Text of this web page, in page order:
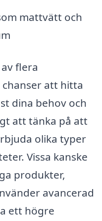
mattvätt och
flera
att hitta
dina behov och
att tänka på att
olika typer
Vissa kanske
produkter,
avancerad
ett högre